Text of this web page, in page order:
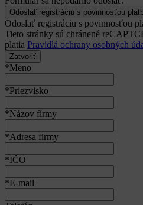
Zatvoriť
*Meno
*Priezvisko
*Názov firmy
*Adresa firmy
*IČO
*E-mail
Telefón
Súhlasím sobchodnými podmienkami